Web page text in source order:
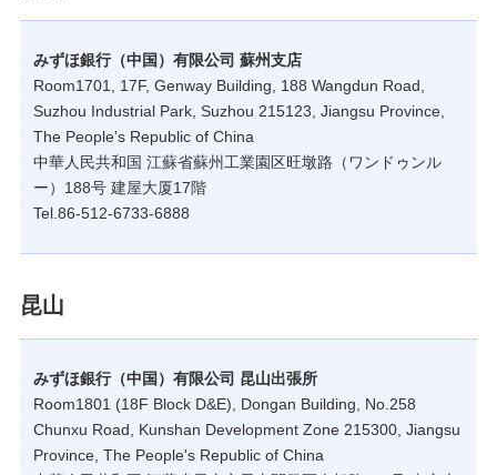
みずほ銀行（中国）有限公司 蘇州支店
Room1701, 17F, Genway Building, 188 Wangdun Road,
Suzhou Industrial Park, Suzhou 215123, Jiangsu Province,
The People's Republic of China
中華人民共和国 江蘇省蘇州工業園区旺墩路（ワンドゥンル
ー）188号 建屋大厦17階
Tel.86-512-6733-6888
昆山
みずほ銀行（中国）有限公司 昆山出張所
Room1801 (18F Block D&E), Dongan Building, No.258
Chunxu Road, Kunshan Development Zone 215300, Jiangsu
Province, The People's Republic of China